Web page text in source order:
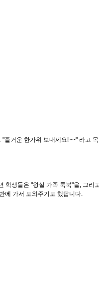
거운 한가위 보내세요!~~" 라고
생들은 "왕실 가족 룩북"을, 그리
에 가서 도와주기도 했답니다.